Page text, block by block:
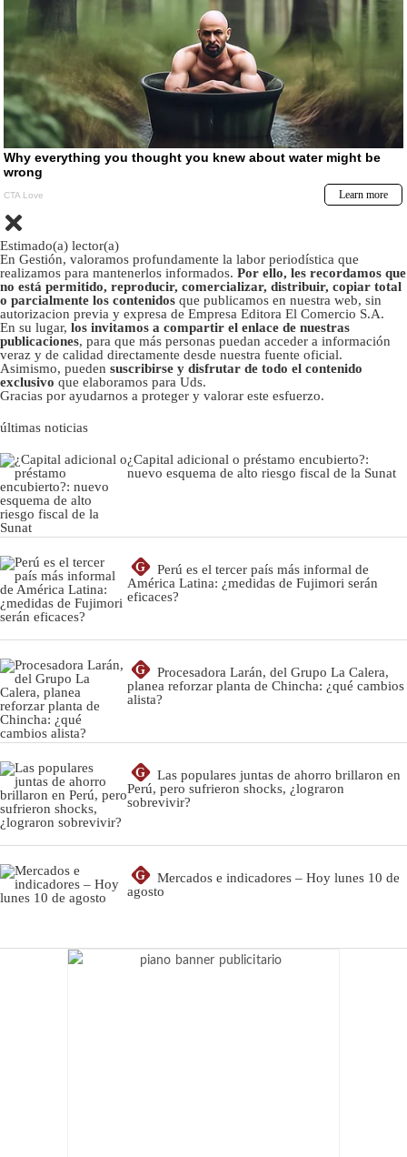
Estimado(a) lector(a)
En Gestión, valoramos profundamente la labor periodística que
realizamos para mantenerlos informados. Por ello, les recordamos que
no está permitido, reproducir, comercializar, distribuir, copiar total
o parcialmente los contenidos que publicamos en nuestra web, sin
autorizacion previa y expresa de Empresa Editora El Comercio S.A.
En su lugar, los invitamos a compartir el enlace de nuestras
publicaciones, para que más personas puedan acceder a información
veraz y de calidad directamente desde nuestra fuente oficial.
Asimismo, pueden suscribirse y disfrutar de todo el contenido
exclusivo que elaboramos para Uds.
Gracias por ayudarnos a proteger y valorar este esfuerzo.
últimas noticias
¿Capital adicional o préstamo encubierto?:
nuevo esquema de alto riesgo fiscal de la Sunat
G
Perú es el tercer país más informal de
América Latina: ¿medidas de Fujimori serán
eficaces?
G
Procesadora Larán, del Grupo La Calera,
planea reforzar planta de Chincha: ¿qué cambios
alista?
G
Las populares juntas de ahorro brillaron en
Perú, pero sufrieron shocks, ¿lograron
sobrevivir?
G
Mercados e indicadores – Hoy lunes 10 de
agosto